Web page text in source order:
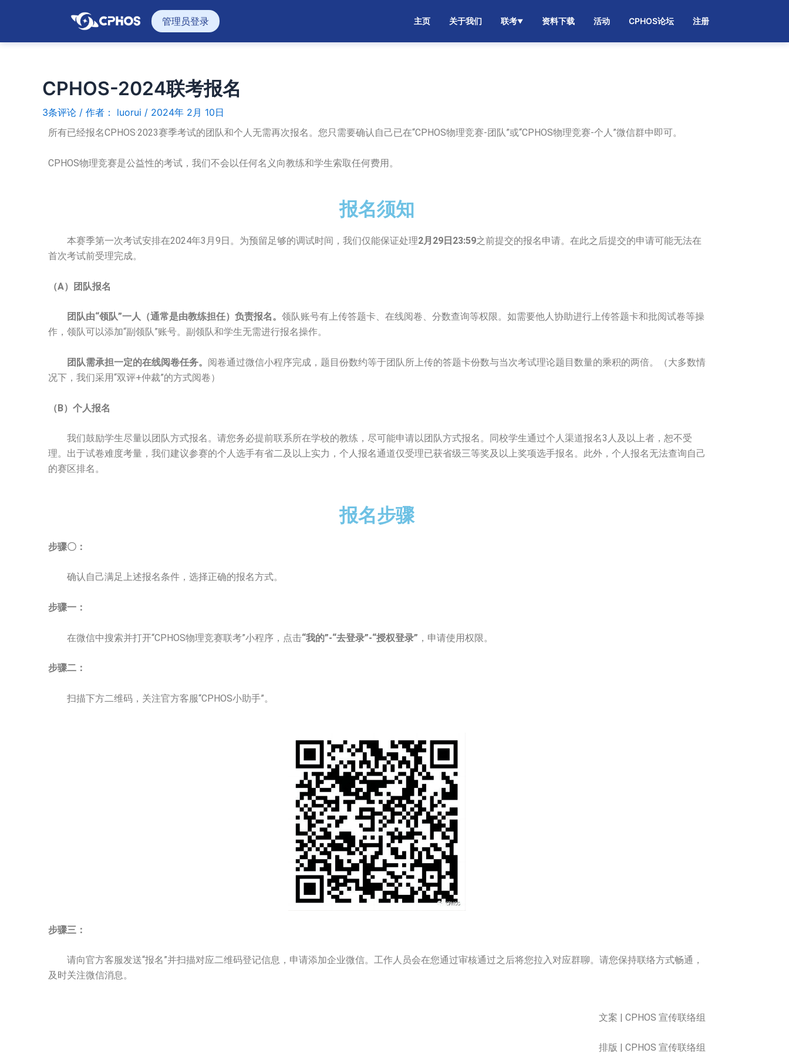
管理员登录 主页 关于我们 联考▼ 资料下载 活动 CPHOS论坛 注册
CPHOS-2024联考报名
3条评论 / 作者： luorui / 2024年 2月 10日
所有已经报名CPHOS·2023赛季考试的团队和个人无需再次报名。您只需要确认自己已在“CPHOS物理竞赛-团队”或“CPHOS物理竞赛-个人”微信群中即可。
CPHOS物理竞赛是公益性的考试，我们不会以任何名义向教练和学生索取任何费用。
报名须知
本赛季第一次考试安排在2024年3月9日。为预留足够的调试时间，我们仅能保证处理2月29日23:59之前提交的报名申请。在此之后提交的申请可能无法在
首次考试前受理完成。
（A）团队报名
团队由“领队”一人（通常是由教练担任）负责报名。 领队账号有上传答题卡、在线阅卷、分数查询等权限。如需要他人协助进行上传答题卡和批阅试卷等操
作，领队可以添加“副领队”账号。副领队和学生无需进行报名操作。
团队需承担一定的在线阅卷任务。 阅卷通过微信小程序完成，题目份数约等于团队所上传的答题卡份数与当次考试理论题目数量的乘积的两倍。（大多数情
况下，我们采用“双评+仲裁”的方式阅卷）
（B）个人报名
我们鼓励学生尽量以团队方式报名。请您务必提前联系所在学校的教练，尽可能申请以团队方式报名。同校学生通过个人渠道报名3人及以上者，恕不受
理。出于试卷难度考量，我们建议参赛的个人选手有省二及以上实力，个人报名通道仅受理已获省级三等奖及以上奖项选手报名。此外，个人报名无法查询自己
的赛区排名。
报名步骤
步骤〇：
确认自己满足上述报名条件，选择正确的报名方式。
步骤一：
在微信中搜索并打开“CPHOS物理竞赛联考”小程序，点击“我的”-“去登录”-“授权登录” ，申请使用权限。
步骤二：
扫描下方二维码，关注官方客服“CPHOS小助手”。
步骤三：
请向官方客服发送“报名”并扫描对应二维码登记信息，申请添加企业微信。工作人员会在您通过审核通过之后将您拉入对应群聊。请您保持联络方式畅通，
及时关注微信消息。
文案 | CPHOS 宣传联络组
排版 | CPHOS 宣传联络组